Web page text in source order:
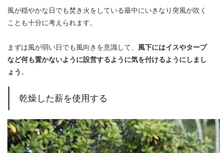
風が穏やかな日でも焚き火をしている最中にいきなり突風が吹く
ことも十分に考えられます。
まずは風が弱い日でも風向きを意識して、 風下にはイスやタープ
など何も置かないように設営するように気を付けるようにしまし
ょう 。
乾燥した薪を使用する